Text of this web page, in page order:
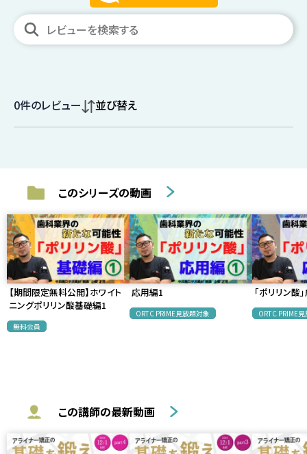
0件のレビュー 並び替え
このシリーズの動画
【期間限定無料公開】ホワイト
ニングポリリン酸基礎編1
無料会員
応用編1
ORTC PRIME見放題対象
「ポリリン酸
ORTC PRIME
この講師の最新動画